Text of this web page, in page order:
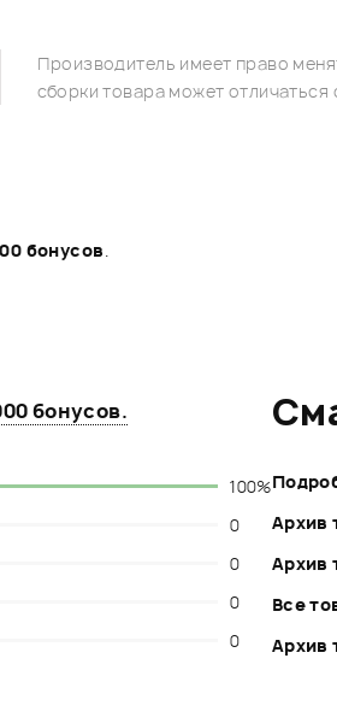
Производитель имеет право
сборки товара может отличаться
бонусов.
бонусов.
100%
0
0
0
0
Архив
Архив
Все
Архив